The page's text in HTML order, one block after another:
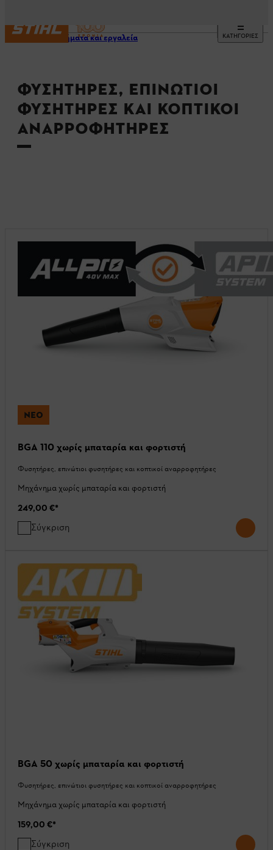
ΚΑΤΗΓΟΡΙΕΣ
Μηχανήματα και εργαλεία
ΦΥΣΗΤΉΡΕΣ, ΕΠΙΝΏΤΙΟΙ
ΦΥΣΗΤΉΡΕΣ ΚΑΙ ΚΟΠΤΙΚΟΊ
ΑΝΑΡΡΟΦΗΤΉΡΕΣ
ΝΈΟ
BGA 110 χωρίς μπαταρία και φορτιστή
Φυσητήρες, επινώτιοι φυσητήρες και κοπτικοί αναρροφητήρες
Μηχάνημα χωρίς μπαταρία και φορτιστή
249,00 €*
Σύγκριση
BGA 50 χωρίς μπαταρία και φορτιστή
Φυσητήρες, επινώτιοι φυσητήρες και κοπτικοί αναρροφητήρες
Μηχάνημα χωρίς μπαταρία και φορτιστή
159,00 €*
Σύγκριση